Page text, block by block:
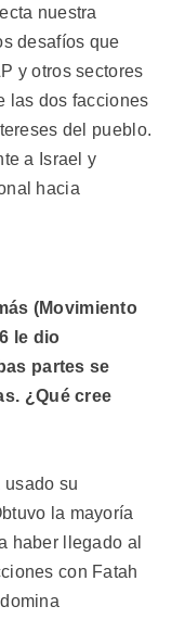
nuestra
desafíos que
y otros sectores
las dos facciones
del pueblo.
a Israel y
hacia
(Movimiento
le dio
partes se
¿Qué cree
usado su
la mayoría
haber llegado al
con Fatah